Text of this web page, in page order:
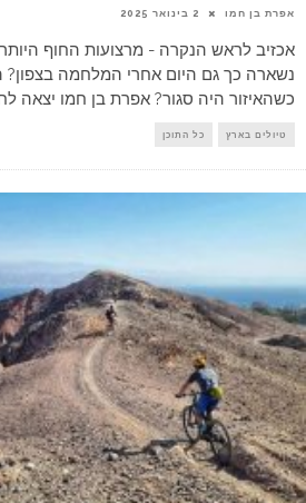
אפרת בן חמו 2 בינואר 2025
אכזיב לראש הנקרה - מרצועות החוף
נשארה כך גם היום אחרי המלחמה
כשהאיזור היה סגור? אפרת בן חמו יצאה
טיולים בארץ כל התוכן